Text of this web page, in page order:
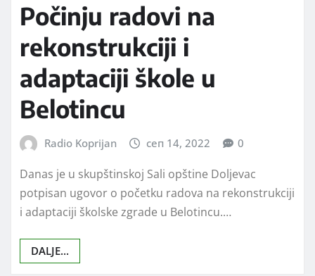
Počinju radovi na
rekonstrukciji i
adaptaciji škole u
Belotincu
Radio Koprijan сеп 14, 2022 0
Danas je u skupštinskoj Sali opštine Doljevac
potpisan ugovor o početku radova na rekonstrukciji
i adaptaciji školske zgrade u Belotincu.…
DALJE...